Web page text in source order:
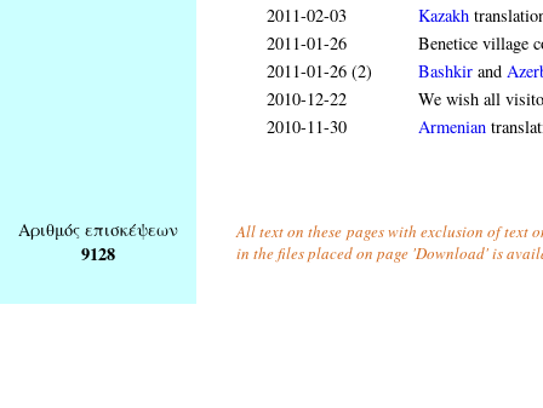
2011-02-03
Kazakh
2011-01-26
Benetice village
2011-01-26 (2)
Bashkir and
2010-12-22
We wish all
2010-11-30
Armenian
Αριθμός επισκέψεων
9128
All text on these pages with exclusion of text
in the files placed on page 'Download' is